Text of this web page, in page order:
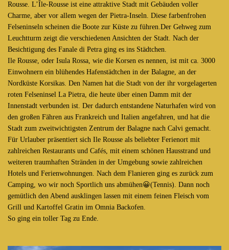
Rousse. L’Île-Rousse ist eine attraktive Stadt mit Gebäuden voller
Charme, aber vor allem wegen der Pietra-Inseln. Diese farbenfrohen
Felseninseln scheinen die Boote zur Küste zu führen.Der Gehweg zum
Leuchtturm zeigt die verschiedenen Ansichten der Stadt. Nach der
Besichtigung des Fanale di Petra ging es ins Städtchen.
Ile Rousse, oder Isula Rossa, wie die Korsen es nennen, ist mit ca. 3000
Einwohnern ein blühendes Hafenstädtchen in der Balagne, an der
Nordküste Korsikas. Den Namen hat die Stadt von der ihr vorgelagerten
roten Felseninsel La Pietra, die heute über einen Damm mit der
Innenstadt verbunden ist. Der dadurch entstandene Naturhafen wird von
den großen Fähren aus Frankreich und Italien angefahren, und hat die
Stadt zum zweitwichtigsten Zentrum der Balagne nach Calvi gemacht.
Für Urlauber präsentiert sich Ile Rousse als beliebter Ferienort mit
zahlreichen Restaurants und Cafés, mit einem schönen Hausstrand und
weiteren traumhaften Stränden in der Umgebung sowie zahlreichen
Hotels und Ferienwohnungen. Nach dem Flanieren ging es zurück zum
Camping, wo wir noch Sportlich uns abmühen😀(Tennis). Dann noch
gemütlich den Abend ausklingen lassen mit einem feinen Fleisch vom
Grill und Kartoffel Gratin im Omnia Backofen.
So ging ein toller Tag zu Ende.